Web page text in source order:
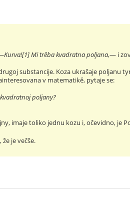
Kurva![1] Mi trěba kvadratna poljana,— i
substancije. Koza ukrašaje poljanu
v matematikě, pytaje se:
poljany?
imaje toliko jednu kozu i, očevidno, je
je večše.